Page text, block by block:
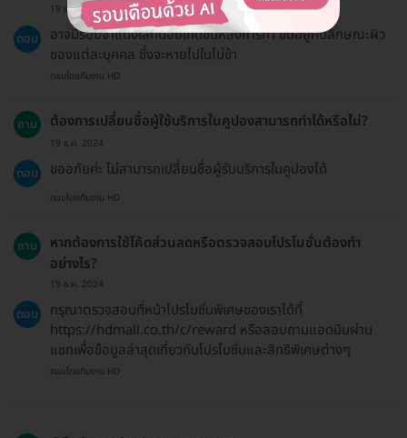
19 ธ.ค. 2024
ตอบ
อาจมีรอยจ้ำแดงเล็กน้อยเกิดขึ้นหลังการทำ ขึ้นอยู่กับลักษณะผิว
ของแต่ละบุคคล ซึ่งจะหายไปในไม่ช้า
ตอบโดยทีมงาน HD
ถาม ต้องการเปลี่ยนชื่อผู้ใช้บริการในคูปองสามารถทำได้หรือไม่?
19 ธ.ค. 2024
ตอบ ขออภัยค่ะ ไม่สามารถเปลี่ยนชื่อผู้รับบริการในคูปองได้
ตอบโดยทีมงาน HD
ถาม
หากต้องการใช้โค้ดส่วนลดหรือตรวจสอบโปรโมชั่นต้องทำ
อย่างไร?
19 ธ.ค. 2024
ตอบ
กรุณาตรวจสอบที่หน้าโปรโมชั่นพิเศษของเราได้ที่
https://hdmall.co.th/c/reward หรือสอบถามแอดมินผ่าน
แชทเพื่อข้อมูลล่าสุดเกี่ยวกับโปรโมชั่นและสิทธิพิเศษต่างๆ
ตอบโดยทีมงาน HD